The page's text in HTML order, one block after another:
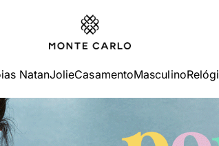
NatanJolieCasamentoMasculino